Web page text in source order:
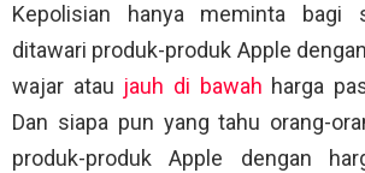
Kepolisian hanya meminta bagi
ditawari produk-produk Apple
wajar atau jauh di bawah harga
Dan siapa pun yang tahu orang-
produk-produk Apple dengan